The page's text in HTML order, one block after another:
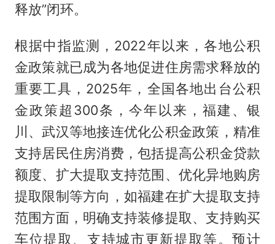
释放”闭环。
根据中指监测，2022年以来，各地公积
金政策就已成为各地促进住房需求释放的
重要工具，2025年，全国各地出台公积
金政策超300条，今年以来，福建、银
川、武汉等地接连优化公积金政策，精准
支持居民住房消费，包括提高公积金贷款
额度、扩大提取支持范围、优化异地购房
提取限制等方向，如福建在扩大提取支持
范围方面，明确支持装修提取、支持购买
车位提取、支持城市更新提取等。预计